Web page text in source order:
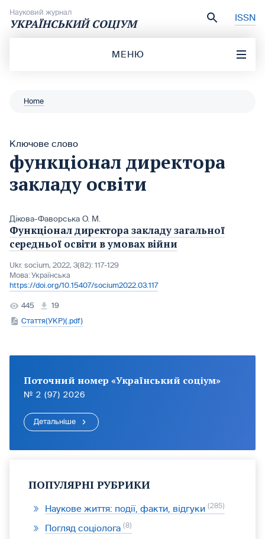
Науковий журнал
УКРАЇНСЬКИЙ СОЦІУМ ISSN
МЕНЮ
Home
Ключове слово
функціонал директора
закладу освіти
Дікова-Фаворська О. М.
Функціонал директора закладу загальної
середньої освіти в умовах війни
Ukr. socìum, 2022, 3(82): 117-129
Мова:Українська
https://doi.org/10.15407/socium2022.03.117
445
19
Стаття(УКР)(.pdf)
Поточний номер «Український соціум»
№ 2 (97) 2026
Детальніше
ПОПУЛЯРНІ РУБРИКИ
Наукове життя: події, факти, відгуки 285
Погляд соціолога 8